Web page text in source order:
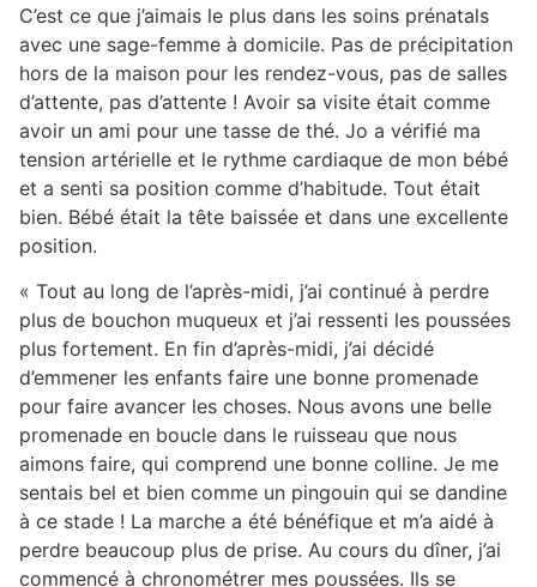
C’est ce que j’aimais le plus dans les soins prénatals
avec une sage-femme à domicile. Pas de précipitation
hors de la maison pour les rendez-vous, pas de salles
d’attente, pas d’attente ! Avoir sa visite était comme
avoir un ami pour une tasse de thé. Jo a vérifié ma
tension artérielle et le rythme cardiaque de mon bébé
et a senti sa position comme d’habitude. Tout était
bien. Bébé était la tête baissée et dans une excellente
position.
« Tout au long de l’après-midi, j’ai continué à perdre
plus de bouchon muqueux et j’ai ressenti les poussées
plus fortement. En fin d’après-midi, j’ai décidé
d’emmener les enfants faire une bonne promenade
pour faire avancer les choses. Nous avons une belle
promenade en boucle dans le ruisseau que nous
aimons faire, qui comprend une bonne colline. Je me
sentais bel et bien comme un pingouin qui se dandine
à ce stade ! La marche a été bénéfique et m’a aidé à
perdre beaucoup plus de prise. Au cours du dîner, j’ai
commencé à chronométrer mes poussées. Ils se